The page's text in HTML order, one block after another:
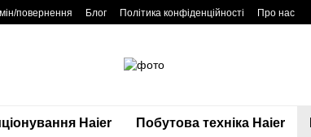
повернення Блог Політика конфіденційності Про нас
Haier Побутова техніка Haier